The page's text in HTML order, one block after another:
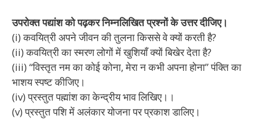
उपरोक्त पद्यांश को पढ़कर निम्नलिखित प्रश्नों के उत्तर दीजिए।
(i) कवयित्री अपने जीवन की तुलना किससे वे क्यों करती है?
(ii) कवयित्री का स्मरण लोगों में खुशियाँ क्यों बिखेर देता है?
(iii) “विस्तृत नम का कोई कोना, मेरा न कभी अपना होना” पंक्तिका
भाशय स्पष्ट कीजिए।
(iv) प्रस्तुत पह्मांश का केन्द्रीय भाव लिखिए।।
(v) प्रस्तुत पशि में अलंकार योजना पर प्रकाश डालिए।